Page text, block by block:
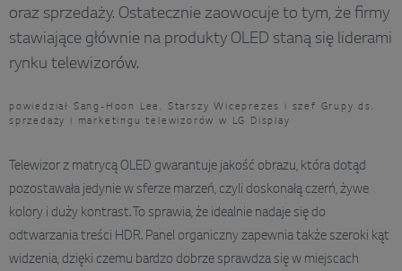
oraz sprzedaży. Ostatecznie zaowocuje to tym, że firmy
stawiające głównie na produkty OLED staną się liderami
rynku telewizorów.
powiedział Sang-Hoon Lee, Starszy Wiceprezes i szef Grupy ds.
sprzedaży i marketingu telewizorów w LG Display
Telewizor z matrycą OLED gwarantuje jakość obrazu, która dotąd
pozostawała jedynie w sferze marzeń, czyli doskonałą czerń, żywe
kolory i duży kontrast. To sprawia, że idealnie nadaje się do
odtwarzania treści HDR. Panel organiczny zapewnia także szeroki kąt
widzenia, dzięki czemu bardzo dobrze sprawdza się w miejscach